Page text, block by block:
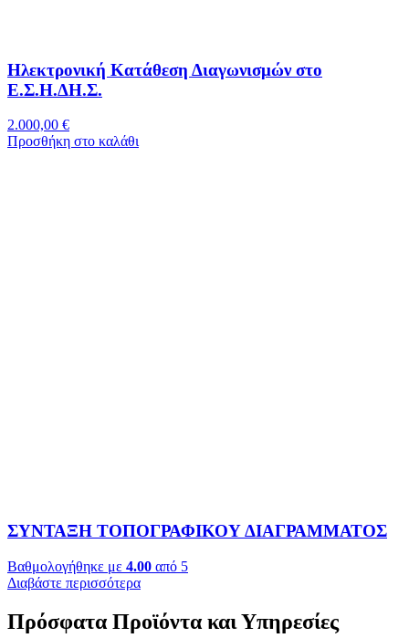
Ηλεκτρονική Κατάθεση Διαγωνισμών στο
Ε.Σ.Η.ΔΗ.Σ.
2.000,00 €
Προσθήκη στο καλάθι
ΣΥΝΤΑΞΗ ΤΟΠΟΓΡΑΦΙΚΟΥ ΔΙΑΓΡΑΜΜΑΤΟΣ
Βαθμολογήθηκε με 4.00 από 5
Διαβάστε περισσότερα
Πρόσφατα Προϊόντα και Υπηρεσίες